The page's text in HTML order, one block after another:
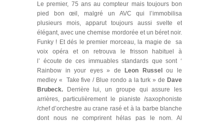
Le premier, 75 ans au compteur mais toujours bon
pied bon œil, malgré un AVC qui l’immobilisa
plusieurs mois, apparut toujours aussi svelte et
élégant, avec une chemise mordorée et un béret noir.
Funky ! Et dés le premier morceau, la magie de sa
voix opéra et on retrouva le frisson habituel à
l’ écoute de ces immuables standards que sont ‘
Rainbow in your eyes » de
Leon Russelou le
medley « Take five / Blue rondo a la turk » de Dave
Brubeck.
Derrière lui, un groupe qui assure les
arrières, particulièrement le pianiste /saxophoniste
/chef d’orchestre au crane rasé et à la barbe blanche
dont nous ne comprirent hélas pas le nom. Al